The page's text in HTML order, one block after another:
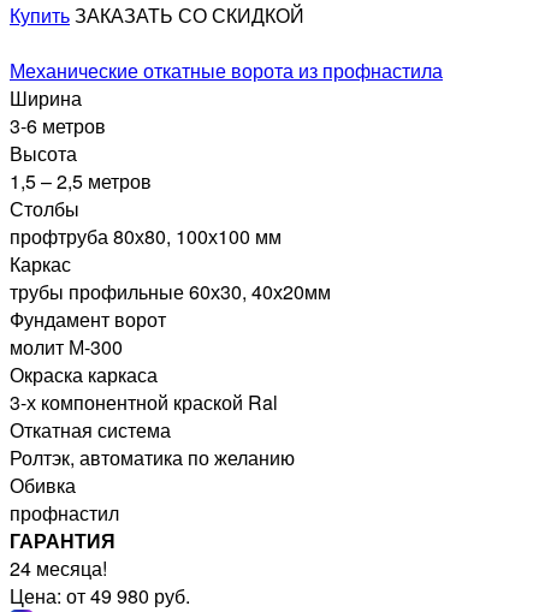
КупитьЗАКАЗАТЬ СО СКИДКОЙ
Механические откатные ворота из профнастила
Ширина
3-6 метров
Высота
1,5 – 2,5 метров
Столбы
профтруба 80х80, 100х100 мм
Каркас
трубы профильные 60х30, 40х20мм
Фундамент ворот
молит М-300
Окраска каркаса
3-х компонентной краской Ral
Откатная система
Ролтэк, автоматика по желанию
Обивка
профнастил
ГАРАНТИЯ
24 месяца!
Цена: от 49 980 руб.